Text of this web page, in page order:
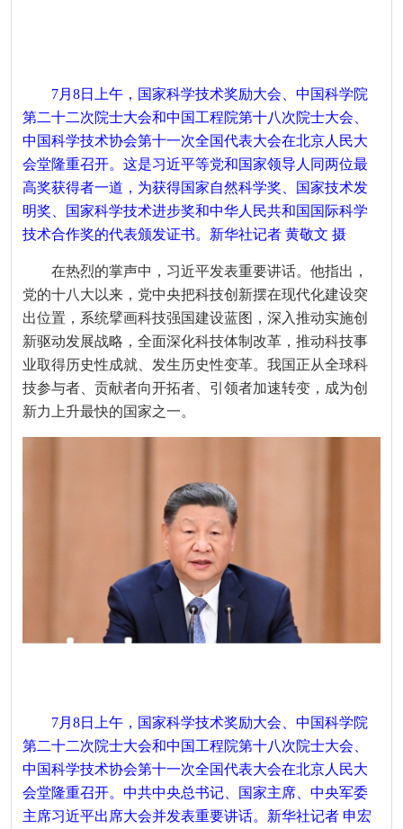
7月8日上午，国家科学技术奖励大会、中国科学院
第二十二次院士大会和中国工程院第十八次院士大会、
中国科学技术协会第十一次全国代表大会在北京人民大
会堂隆重召开。这是习近平等党和国家领导人同两位最
高奖获得者一道，为获得国家自然科学奖、国家技术发
明奖、国家科学技术进步奖和中华人民共和国国际科学
技术合作奖的代表颁发证书。新华社记者 黄敬文 摄
在热烈的掌声中，习近平发表重要讲话。他指出，
党的十八大以来，党中央把科技创新摆在现代化建设突
出位置，系统擘画科技强国建设蓝图，深入推动实施创
新驱动发展战略，全面深化科技体制改革，推动科技事
业取得历史性成就、发生历史性变革。我国正从全球科
技参与者、贡献者向开拓者、引领者加速转变，成为创
新力上升最快的国家之一。
7月8日上午，国家科学技术奖励大会、中国科学院
第二十二次院士大会和中国工程院第十八次院士大会、
中国科学技术协会第十一次全国代表大会在北京人民大
会堂隆重召开。中共中央总书记、国家主席、中央军委
主席习近平出席大会并发表重要讲话。新华社记者 申宏